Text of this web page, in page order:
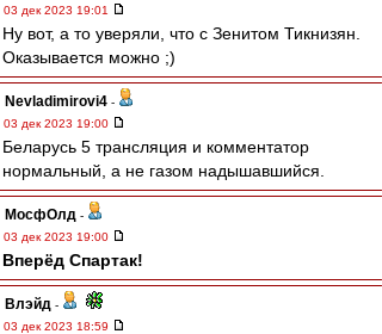
03 дек 2023 19:01
Ну вот, а то уверяли, что с Зенитом Тикнизян.
Оказывается можно ;)
Nevladimirovi4 -
03 дек 2023 19:00
Беларусь 5 трансляция и комментатор
нормальный, а не газом надышавшийся.
МосфОлд -
03 дек 2023 19:00
Вперёд Спартак!
Влэйд -
03 дек 2023 18:59